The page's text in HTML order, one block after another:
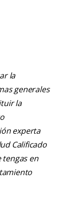
la
generales
la
experta
Calificado
en